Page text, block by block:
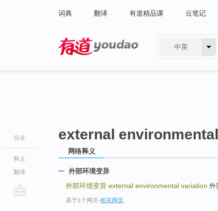
词典 翻译 有道精品课 云笔记
中英
目录
释义
翻译
external
网络释义
外部环境变异
外部环境变异 external environmental variation 外
基于1个网页-相关网页